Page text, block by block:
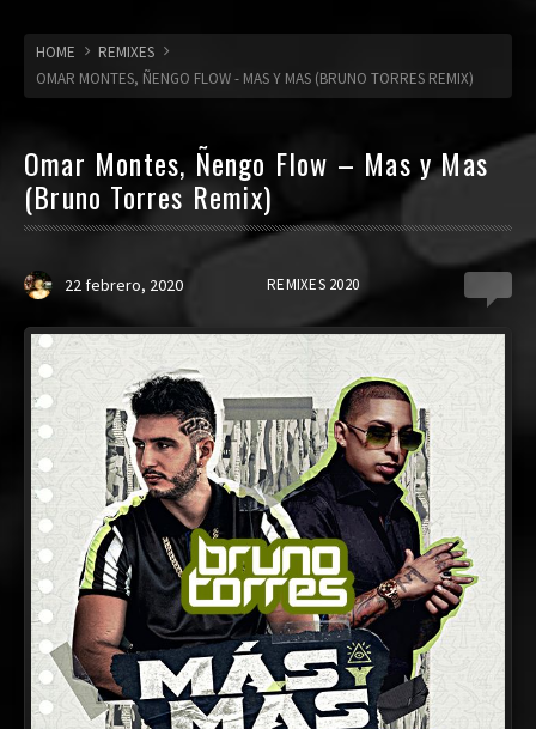
HOME
REMIXES
OMAR MONTES, ÑENGO FLOW - MAS Y MAS (BRUNO TORRES REMIX)
Omar Montes, Ñengo Flow – Mas y Mas
(Bruno Torres Remix)
22 febrero, 2020 REMIXES 2020